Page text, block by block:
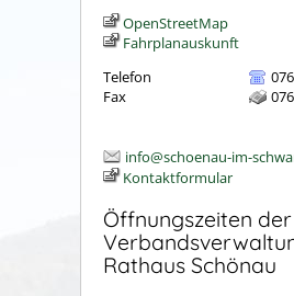
OpenStreetMap
Fahrplanauskunft
Telefon
Fax
info@schoenau-im-
Kontaktformular
Öffnungszeiten der
Rathaus Schönau